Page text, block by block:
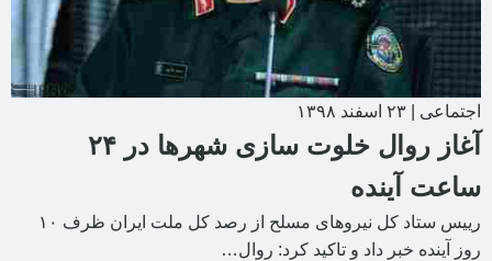
اجتماعی
آغاز روال خلوت سازی شهرها در ۲۴
ساعت آینده
رییس ستاد کل نیروهای مسلح از رصد کل ملت ایران ظرف ۱۰
روز آینده خبر داد و تاکید کرد: روال…